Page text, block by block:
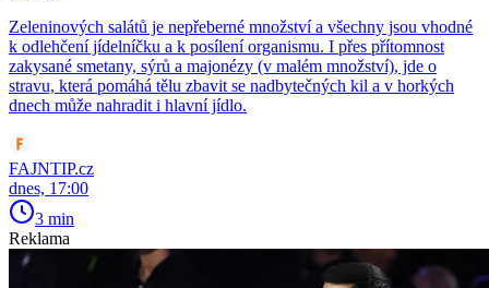
Zeleninových salátů je nepřeberné množství a všechny jsou vhodné
k odlehčení jídelníčku a k posílení organismu. I přes přítomnost
zakysané smetany, sýrů a majonézy (v malém množství), jde o
stravu, která pomáhá tělu zbavit se nadbytečných kil a v horkých
dnech může nahradit i hlavní jídlo.
FAJNTIP.cz
dnes, 17:00
3 min
Reklama